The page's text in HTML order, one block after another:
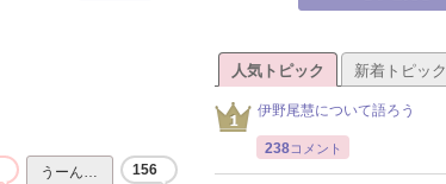
うーん… 156
人気トピック 新着トピック
伊野尾慧について語ろう
238コメント